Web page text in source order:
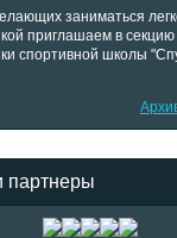
заниматься
приглашаем в секцию
спортивной школы
партнеры